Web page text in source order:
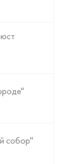
собор"